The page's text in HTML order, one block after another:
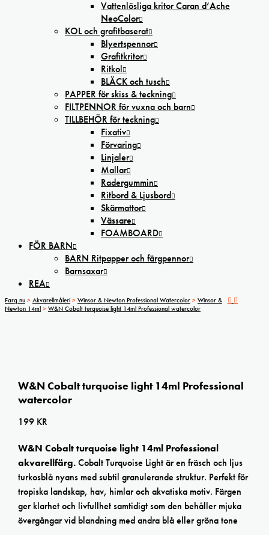
Vattenlösliga kritor Caran d’Ache
NeoColor
KOL och grafitbaserat
Blyertspennor
Grafitkritor
Ritkol
BLÄCK och tusch
PAPPER för skiss & teckning
FILTPENNOR för vuxna och barn
TILLBEHÖR för teckning
Fixativ
Förvaring
Linjaler
Mallar
Radergummin
Ritbord & Ljusbord
Skärmattor
Vässare
FOAMBOARD
FÖR BARN
BARN Ritpapper och färgpennor
Barnsaxar
REA
Farg.nu > Akvarellmåleri > Winsor & Newton Professional Watercolor > Winsor &
Newton 14ml > W&N Cobalt turquoise light 14ml Professional watercolor
W&N Cobalt turquoise light 14ml Professional
watercolor
199 KR
W&N Cobalt turquoise light 14ml Professional
akvarellfärg.Cobalt Turquoise Light är en fräsch och ljus
turkosblå nyans med subtil granulerande struktur. Perfekt för
tropiska landskap, hav, himlar och akvatiska motiv. Färgen
ger klarhet och livfullhet samtidigt som den behåller mjuka
övergångar vid blandning med andra blå eller gröna tone